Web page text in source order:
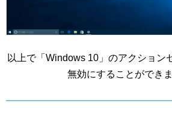
以上で「Windows 10」のアクション
無効にすることができま